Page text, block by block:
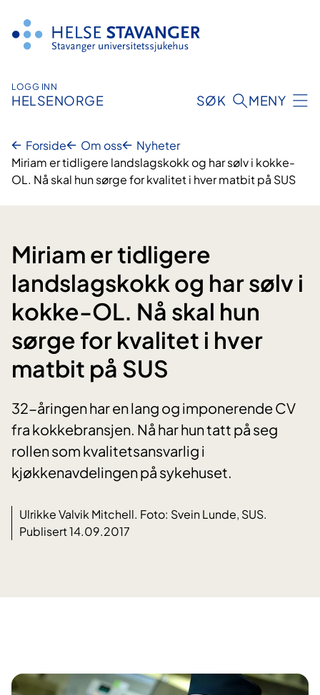
innhold
LOGG INN
HELSENORGE SØK MENY
Forside Om oss
Nyheter
Miriam er tidligere landslagskokk og har sølv i kokke-
OL. Nå skal hun sørge for kvalitet i hver matbit på SUS
Miriam er tidligere
landslagskokk og har sølv i
kokke-OL. Nå skal hun
sørge for kvalitet i hver
matbit på SUS
32-åringen har en lang og imponerende CV
fra kokkebransjen. Nå har hun tatt på seg
rollen som kvalitetsansvarlig i
kjøkkenavdelingen på sykehuset.
Ulrikke Valvik Mitchell. Foto: Svein Lunde, SUS.
Publisert 14.09.2017